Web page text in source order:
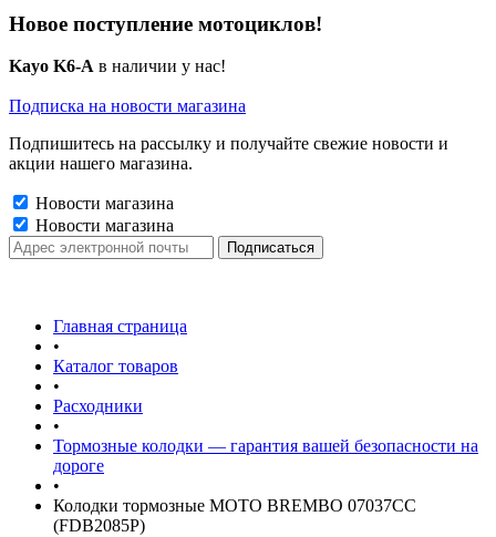
Новое поступление мотоциклов!
Kayo K6-A в наличии у нас!
Подписка на новости магазина
Подпишитесь на рассылку и получайте свежие новости и
акции нашего магазина.
Новости магазина
Новости магазина
Главная страница
•
Каталог товаров
•
Расходники
•
Тормозные колодки — гарантия вашей безопасности на
дороге
•
Колодки тормозные MOTO BREMBO 07037CC
(FDB2085P)